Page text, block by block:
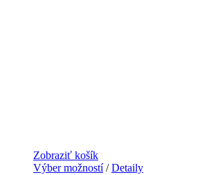
Zobraziť košík
Výber možností/ Detaily